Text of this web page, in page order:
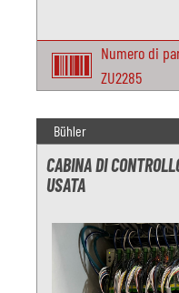
Numero di
ZU2285
Bühler
CABINA DI
USATA